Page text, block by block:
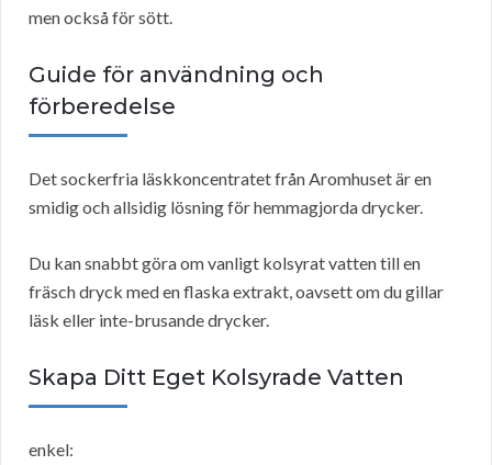
men också för sött.
Guide för användning och
förberedelse
Det sockerfria läskkoncentratet från Aromhuset är en
smidig och allsidig lösning för hemmagjorda drycker.
Du kan snabbt göra om vanligt kolsyrat vatten till en
fräsch dryck med en flaska extrakt, oavsett om du gillar
läsk eller inte-brusande drycker.
Skapa Ditt Eget Kolsyrade Vatten
enkel: